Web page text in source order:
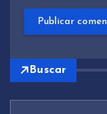
Buscar